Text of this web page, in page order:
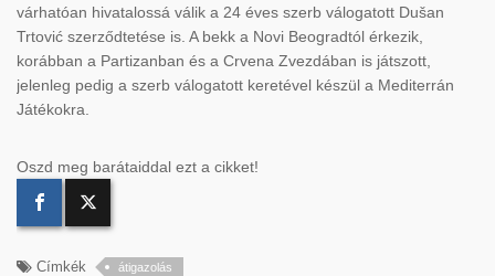
várhatóan hivatalossá válik a 24 éves szerb válogatott Dušan
Trtović szerződtetése is. A bekk a Novi Beogradtól érkezik,
korábban a Partizanban és a Crvena Zvezdában is játszott,
jelenleg pedig a szerb válogatott keretével készül a Mediterrán
Játékokra.
Oszd meg barátaiddal ezt a cikket!
Címkék átigazolás